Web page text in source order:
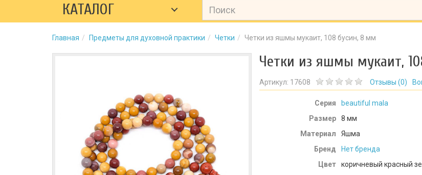
КАТАЛОГ
Главная Предметы для духовной практики Четки Четки из яшмы мукаит, 108 бусин, 8 мм
Четки из яшмы мукаит,
Артикул: 17608 Отзывы (0)
Серия
beautiful mala
Размер
8 мм
Материал
Яшма
Бренд
Нет бренда
Цвет
коричневый красный